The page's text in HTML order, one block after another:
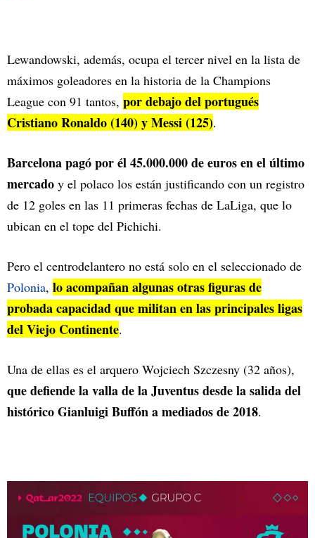
Lewandowski, además, ocupa el tercer nivel en la lista de
máximos goleadores en la historia de la Champions
League con 91 tantos, por debajo del portugués
Cristiano Ronaldo (140) y Messi (125).
Barcelona pagó por él 45.000.000 de euros en el último
mercado y el polaco los están justificando con un registro
de 12 goles en las 11 primeras fechas de LaLiga, que lo
ubican en el tope del Pichichi.
Pero el centrodelantero no está solo en el seleccionado de
Polonia, lo acompañan algunas otras figuras de
probada capacidad que militan en las principales ligas
del Viejo Continente.
Una de ellas es el arquero Wojciech Szczesny (32 años),
que defiende la valla de la Juventus desde la salida del
histórico Gianluigi Buffón a mediados de 2018.